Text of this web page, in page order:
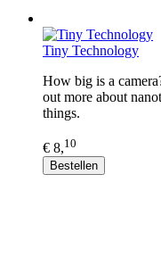
Tiny Technology
How big is a
out more about
things.
€ 8,10
Bestellen